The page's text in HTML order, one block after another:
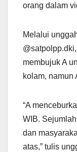
orang dalam
Melalui
membujuk A
kolam, namun
“A
WIB.
dan
atas,” tulis